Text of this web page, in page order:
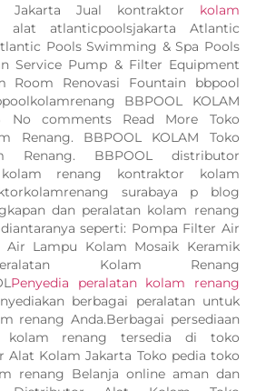
Jakarta Jual kontraktor kolam
alat atlanticpoolsjakarta Atlantic
Pools Swimming & Spa Pools
Service Pump & Filter Equipment
Room Renovasi Fountain bbpool
BBPOOL KOLAM
No comments Read More Toko
Renang. BBPOOL KOLAM Toko
Renang. BBPOOL distributor
kolam renang kontraktor kolam
surabaya p blog
dan peralatan kolam renang
seperti: Pompa Filter Air
Air Lampu Kolam Mosaik Keramik
Kolam Renang
Penyedia peralatan kolam renang
berbagai peralatan untuk
renang Anda.Berbagai persediaan
kolam renang tersedia di toko
Alat Kolam Jakarta Toko pedia toko
renang Belanja online aman dan